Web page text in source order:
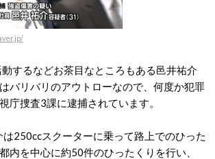
するなどお茶目なところもある邑井祐介
バリバリのアウトローなので、何度か犯罪
庁捜査3課に逮捕されています。
250ccスクーターに乗って路上でのひった
内を中心に約50件のひったくりを行い、